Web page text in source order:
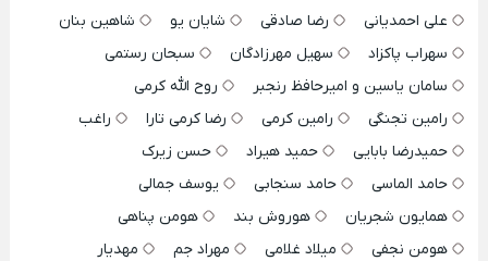
علی احمدیانی
رضا صادقی شایان یو
شاهین بنان
سهراب پاکزاد
سهیل مهرزادگان
سبحان رستمی
سامان یاسین و امیرحافظ رنجبر
روح الله کرمی
رامین تجنگی
رامین کرمی رضا کرمی تارا
راغب
حمیدرضا بابایی
حمید هیراد
حسن زیرک
حامد الماسی
حامد سنجابی
یوسف جمالی
همایون شجریان
هوروش بند
هومن پناهی
هومن نجفی
میلاد غلامی مهراد جم
مهدیار